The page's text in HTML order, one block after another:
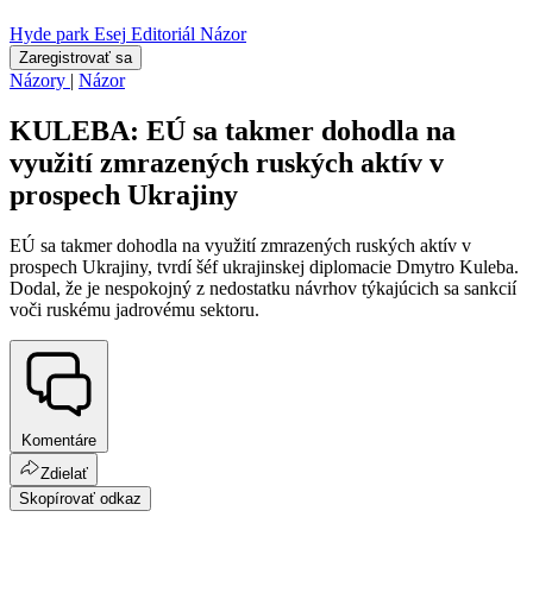
Hyde park Esej Editoriál Názor
Zaregistrovať sa
Názory | Názor
KULEBA: EÚ sa takmer dohodla na
využití zmrazených ruských aktív v
prospech Ukrajiny
EÚ sa takmer dohodla na využití zmrazených ruských aktív v
prospech Ukrajiny, tvrdí šéf ukrajinskej diplomacie Dmytro Kuleba.
Dodal, že je nespokojný z nedostatku návrhov týkajúcich sa sankcií
voči ruskému jadrovému sektoru.
Komentáre
Zdielať
Skopírovať odkaz